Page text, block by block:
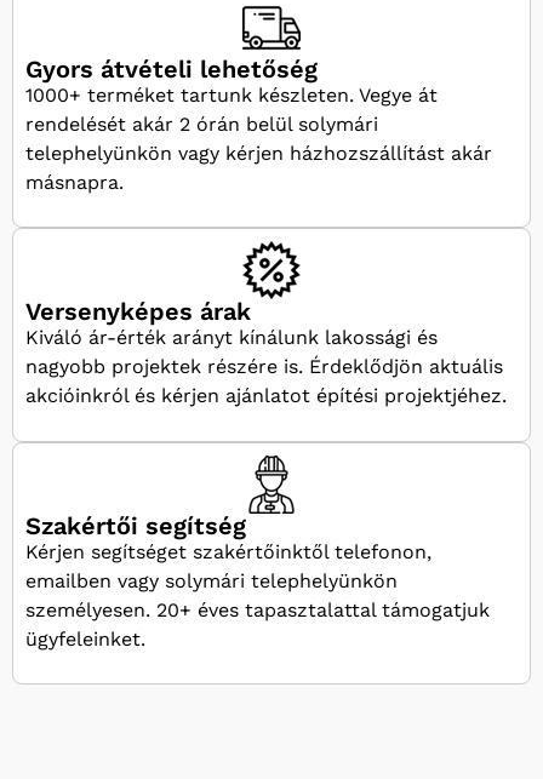
Gyors átvételi lehetőség
1000+ terméket tartunk készleten. Vegye át
rendelését akár 2 órán belül solymári
telephelyünkön vagy kérjen házhozszállítást akár
másnapra.
Versenyképes árak
Kiváló ár-érték arányt kínálunk lakossági és
nagyobb projektek részére is. Érdeklődjön aktuális
akcióinkról és kérjen ajánlatot építési projektjéhez.
Szakértői segítség
Kérjen segítséget szakértőinktől telefonon,
emailben vagy solymári telephelyünkön
személyesen. 20+ éves tapasztalattal támogatjuk
ügyfeleinket.